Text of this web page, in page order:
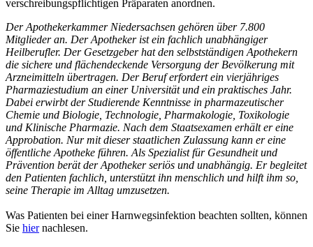
verschreibungspflichtigen Präparaten anordnen.
Der Apothekerkammer Niedersachsen gehören über 7.800
Mitglieder an. Der Apotheker ist ein fachlich unabhängiger
Heilberufler. Der Gesetzgeber hat den selbstständigen Apothekern
die sichere und flächendeckende Versorgung der Bevölkerung mit
Arzneimitteln übertragen. Der Beruf erfordert ein vierjähriges
Pharmaziestudium an einer Universität und ein praktisches Jahr.
Dabei erwirbt der Studierende Kenntnisse in pharmazeutischer
Chemie und Biologie, Technologie, Pharmakologie, Toxikologie
und Klinische Pharmazie. Nach dem Staatsexamen erhält er eine
Approbation. Nur mit dieser staatlichen Zulassung kann er eine
öffentliche Apotheke führen. Als Spezialist für Gesundheit und
Prävention berät der Apotheker seriös und unabhängig. Er begleitet
den Patienten fachlich, unterstützt ihn menschlich und hilft ihm so,
seine Therapie im Alltag umzusetzen.
Was Patienten bei einer Harnwegsinfektion beachten sollten, können
Sie hiernachlesen.